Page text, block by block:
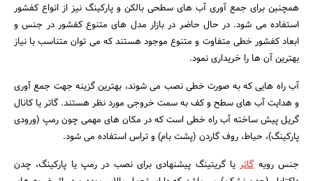
همچنین برای جمع آوری آب های سطحی بالکن و پارکینگ نیز از انواع کفشور
استفاده می شود. در حال حاضر در بازار مدل های متنوع کفشور در جنس و
ابعاد کفشور خطی متفاوت و متنوع موجود هستند که می توان متناسب با نیاز
بهترین آن ها را خریداری نمود.
آب راه هایی که به صورت خطی نصب می شوند، بهترین گزینه جهت جمع آوری
و هدایت آب های سطح و کف به سمت خروجی مورد نظر هستند. گاتر یا کانال
گریل پیش ساخته آب راه خطی است که در مکان های مهمی چون رمپ (ورودی
پارکینگ)، حیاط، روف گاردن (پشت بام) و تراس استفاده می شود.
جنس رویهگاتریا گریتینگ پیشنهادی برای نصب در رمپ یا پارکینگ، چدن